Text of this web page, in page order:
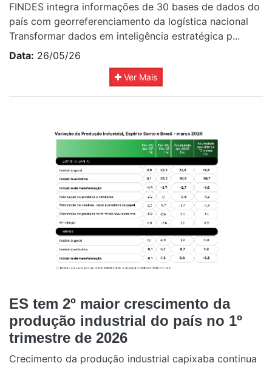
FINDES integra informações de 30 bases de dados do
país com georreferenciamento da logística nacional
Transformar dados em inteligência estratégica p...
Data: 26/05/26
Ver Mais
ES tem 2º maior crescimento da
produção industrial do país no 1º
trimestre de 2026
Crecimento da produção industrial capixaba continua